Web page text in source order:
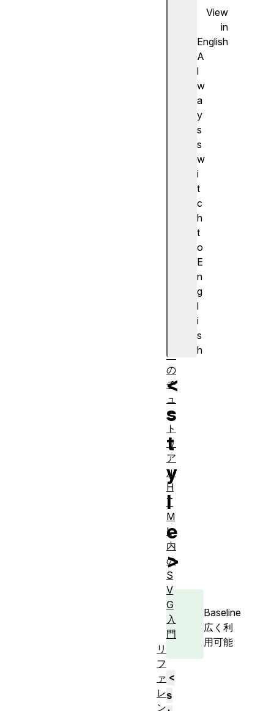
View
in
English
A
l
w
a
y
s
s
w
i
t
c
h
t
o
E
n
g
l
i
s
h
<
s
t
y
l
e
>
Baseline
広く利
用可能
<
s
ー
の
チ
ュ
ー
ト
リ
ア
ル
H
T
M
L
内
の
S
V
G
入
門
リ
フ
ァ
レ
ン